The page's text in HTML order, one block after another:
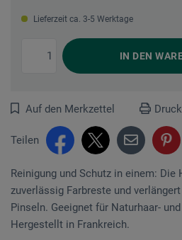
Lieferzeit ca. 3-5 Werktage
IN DEN
Auf den Merkzettel
Teilen
Reinigung und Schutz in einem:
zuverlässig Farbreste und
Pinseln. Geeignet für Naturhaar-
Hergestellt in Frankreich.